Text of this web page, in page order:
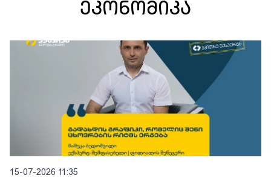
ეკონომიკა
15-07-2026 11:35